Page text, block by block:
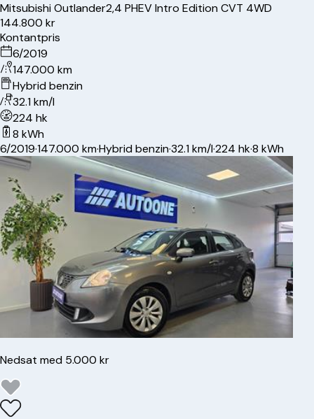
MitsubishiOutlander2,4 PHEV Intro Edition CVT 4WD
144.800 kr
Kontantpris
6/2019
147.000 km
Hybrid benzin
32.1 km/l
224 hk
8 kWh
6/2019·147.000 km·Hybrid benzin·32.1 km/l·224 hk·8 kWh
Nedsat med 5.000 kr